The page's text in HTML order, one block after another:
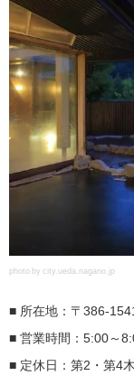
photo by city.ueda.nagano.jp
■ 所在地：〒386-
■ 営業時間：5:00～
■ 定休日：第2・第4